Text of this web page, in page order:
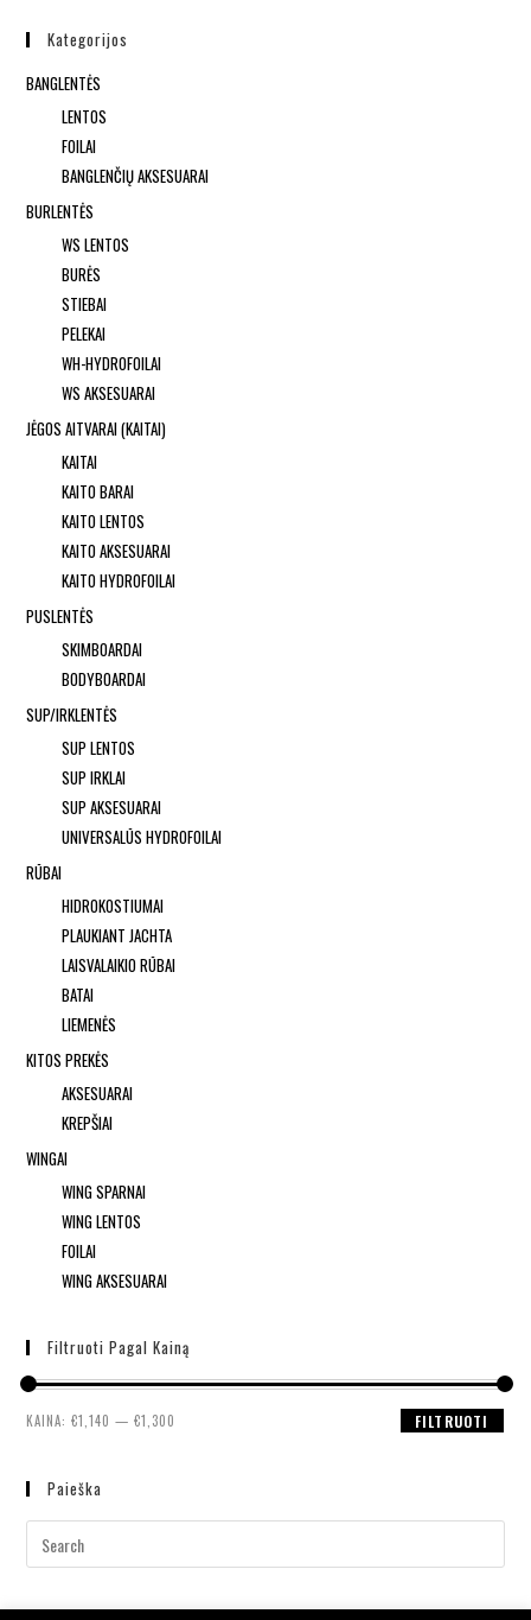
Kategorijos
BANGLENTĖS
LENTOS
FOILAI
BANGLENČIŲ AKSESUARAI
BURLENTĖS
WS LENTOS
BURĖS
STIEBAI
PELEKAI
WH-HYDROFOILAI
WS AKSESUARAI
JĖGOS AITVARAI (KAITAI)
KAITAI
KAITO BARAI
KAITO LENTOS
KAITO AKSESUARAI
KAITO HYDROFOILAI
PUSLENTĖS
SKIMBOARDAI
BODYBOARDAI
SUP/IRKLENTĖS
SUP LENTOS
SUP IRKLAI
SUP AKSESUARAI
UNIVERSALŪS HYDROFOILAI
RŪBAI
HIDROKOSTIUMAI
PLAUKIANT JACHTA
LAISVALAIKIO RŪBAI
BATAI
LIEMENĖS
KITOS PREKĖS
AKSESUARAI
KREPŠIAI
WINGAI
WING SPARNAI
WING LENTOS
FOILAI
WING AKSESUARAI
Filtruoti Pagal Kainą
FILTRUOTI
KAINA:€1,140 —€1,300
Paieška